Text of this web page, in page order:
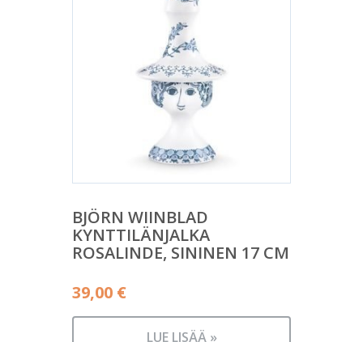
BJÖRN WIINBLAD
KYNTTILÄNJALKA
ROSALINDE, SININEN 17 CM
39,00 €
LUE LISÄÄ »